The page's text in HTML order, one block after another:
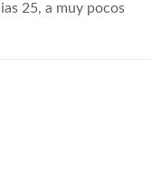
25, a muy pocos